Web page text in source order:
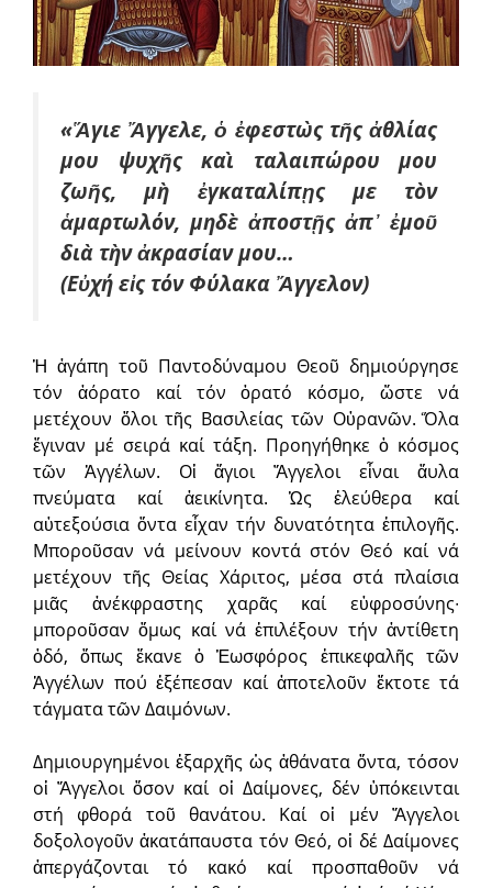
«Ἅγιε Ἄγγελε, ὁ ἐφεστὼς τῆς ἀθλίας
μου ψυχῆς καὶ ταλαιπώρου μου
ζωῆς, μὴ ἐγκαταλίπῃς με τὸν
ἁμαρτωλόν, μηδὲ ἀποστῇς ἀπ᾿ ἐμοῦ
διὰ τὴν ἀκρασίαν μου…
(Εὐχή εἰς τόν Φύλακα Ἄγγελον)
Ἡ ἀγάπη τοῦ Παντοδύναμου Θεοῦ δημιούργησε
τόν ἀόρατο καί τόν ὁρατό κόσμο, ὥστε νά
μετέχουν ὅλοι τῆς Βασιλείας τῶν Οὐρανῶν. Ὅλα
ἔγιναν μέ σειρά καί τάξη. Προηγήθηκε ὁ κόσμος
τῶν Ἀγγέλων. Οἱ ἅγιοι Ἄγγελοι εἶναι ἄυλα
πνεύματα καί ἀεικίνητα. Ὡς ἐλεύθερα καί
αὐτεξούσια ὄντα εἶχαν τήν δυνατότητα ἐπιλογῆς.
Μποροῦσαν νά μείνουν κοντά στόν Θεό καί νά
μετέχουν τῆς Θείας Χάριτος, μέσα στά πλαίσια
μιᾶς ἀνέκφραστης χαρᾶς καί εὐφροσύνης∙
μποροῦσαν ὅμως καί νά ἐπιλέξουν τήν ἀντίθετη
ὁδό, ὅπως ἔκανε ὁ Ἑωσφόρος ἐπικεφαλῆς τῶν
Ἀγγέλων πού ἐξέπεσαν καί ἀποτελοῦν ἔκτοτε τά
τάγματα τῶν Δαιμόνων.
Δημιουργημένοι ἐξαρχῆς ὡς ἀθάνατα ὄντα, τόσον
οἱ Ἄγγελοι ὅσον καί οἱ Δαίμονες, δέν ὑπόκεινται
στή φθορά τοῦ θανάτου. Καί οἱ μέν Ἄγγελοι
δοξολογοῦν ἀκατάπαυστα τόν Θεό, οἱ δέ Δαίμονες
ἀπεργάζονται τό κακό καί προσπαθοῦν νά